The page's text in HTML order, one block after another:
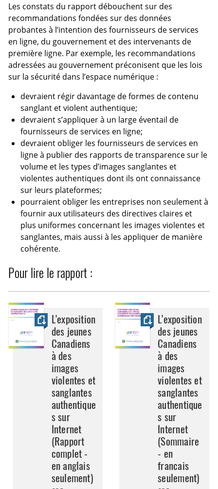
Les constats du rapport débouchent sur des
recommandations fondées sur des données
probantes à l’intention des fournisseurs de services
en ligne, du gouvernement et des intervenants de
première ligne. Par exemple, les recommandations
adressées au gouvernement préconisent que les lois
sur la sécurité dans l’espace numérique :
devraient régir davantage de formes de contenu
sanglant et violent authentique;
devraient s’appliquer à un large éventail de
fournisseurs de services en ligne;
devraient obliger les fournisseurs de services en
ligne à publier des rapports de transparence sur le
volume et les types d’images sanglantes et
violentes authentiques dont ils ont connaissance
sur leurs plateformes;
pourraient obliger les entreprises non seulement à
fournir aux utilisateurs des directives claires et
plus uniformes concernant les images violentes et
sanglantes, mais aussi à les appliquer de manière
cohérente.
Pour lire le rapport :
L’exposition
des jeunes
Canadiens
à des
images
violentes et
sanglantes
authentique
s sur
Internet
(Rapport
complet -
en anglais
seulement)
L’exposition
des jeunes
Canadiens
à des
images
violentes et
sanglantes
authentique
s sur
Internet
(Sommaire
- en
francais
seulement)